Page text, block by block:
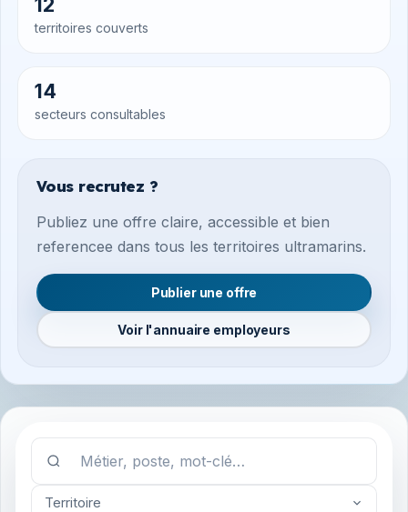
territoires couverts
14
secteurs consultables
Vous recrutez ?
Publiez une offre claire, accessible et bien
referencee dans tous les territoires ultramarins.
Publier une offre
Voir l'annuaire employeurs
Territoire